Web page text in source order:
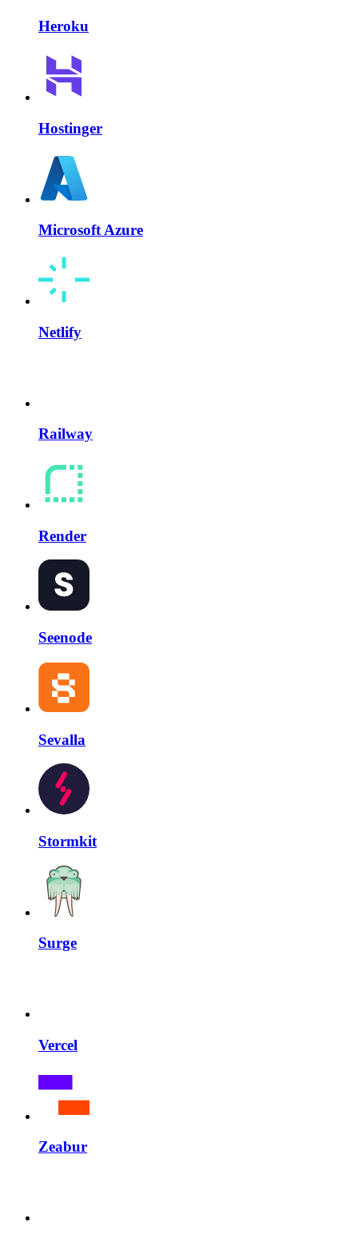
Heroku
Hostinger
Microsoft Azure
Netlify
Railway
Render
Seenode
Sevalla
Stormkit
Surge
Vercel
Zeabur